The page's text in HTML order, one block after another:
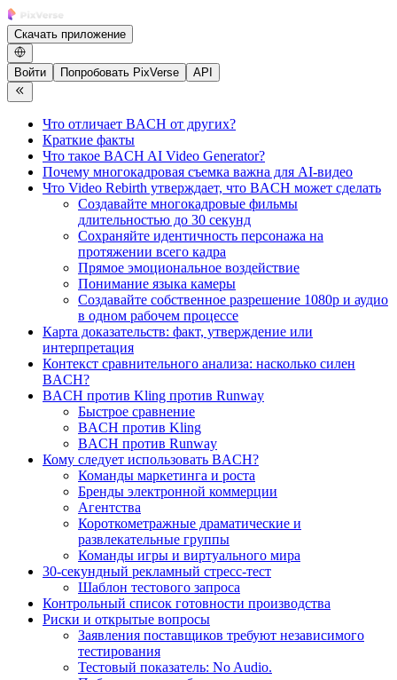
Скачать приложение
Войти Попробовать PixVerse API
Что отличает BACH от других?
Краткие факты
Что такое BACH AI Video Generator?
Почему многокадровая съемка важна для AI-видео
Что Video Rebirth утверждает, что BACH может сделать
Создавайте многокадровые фильмы
длительностью до 30 секунд
Сохраняйте идентичность персонажа на
протяжении всего кадра
Прямое эмоциональное воздействие
Понимание языка камеры
Создавайте собственное разрешение 1080p и аудио
в одном рабочем процессе
Карта доказательств: факт, утверждение или
интерпретация
Контекст сравнительного анализа: насколько силен
BACH?
BACH против Kling против Runway
Быстрое сравнение
BACH против Kling
BACH против Runway
Кому следует использовать BACH?
Команды маркетинга и роста
Бренды электронной коммерции
Агентства
Короткометражные драматические и
развлекательные группы
Команды игры и виртуального мира
30-секундный рекламный стресс-тест
Шаблон тестового запроса
Контрольный список готовности производства
Риски и открытые вопросы
Заявления поставщиков требуют независимого
тестирования
Тестовый показатель: No Audio.